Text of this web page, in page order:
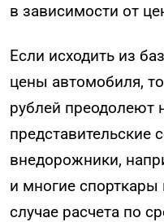
в зависимости от
Если исходить из
цены автомобиля,
рублей преодолеют
представительские
внедорожники,
и многие спорткары
случае расчета по